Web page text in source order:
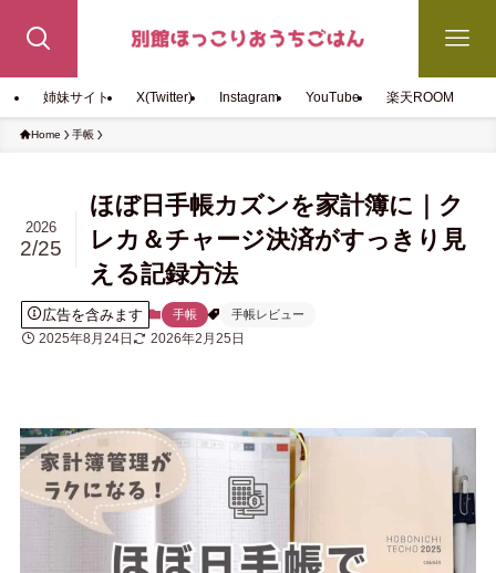
姉妹サイト X(Twitter) Instagram YouTube 楽天ROOM
Home 手帳
ほぼ日手帳カズンを家計簿に｜ク
レカ＆チャージ決済がすっきり見
える記録方法
2026
2/25
広告を含みます 手帳 手帳レビュー
2025年8月24日 2026年2月25日